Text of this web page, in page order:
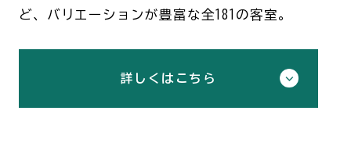
ど、バリエーションが豊富な全181の客室。
詳しくはこちら